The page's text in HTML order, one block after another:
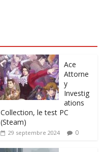
Ace
Attorne
y
Investig
ations
Collection, le test PC
(Steam)
29 septembre 2024 0